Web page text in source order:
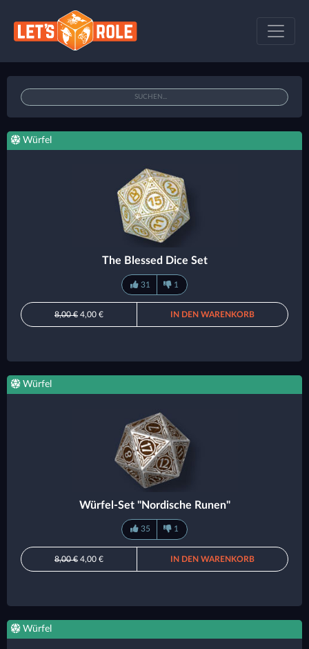
Würfel
The Blessed Dice Set
31 1
8,00 € 4,00 € IN DEN WARENKORB
Würfel
Würfel-Set "Nordische Runen"
35 1
8,00 € 4,00 € IN DEN WARENKORB
Würfel